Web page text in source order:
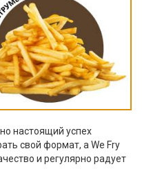
настоящий успех
свой формат, а We Fry
и регулярно радует